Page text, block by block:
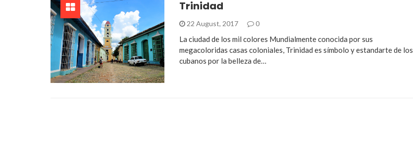
Trinidad
22 August, 2017 0
La ciudad de los mil colores Mundialmente conocida por sus
megacoloridas casas coloniales, Trinidad es símbolo y estandarte de los
cubanos por la belleza de…